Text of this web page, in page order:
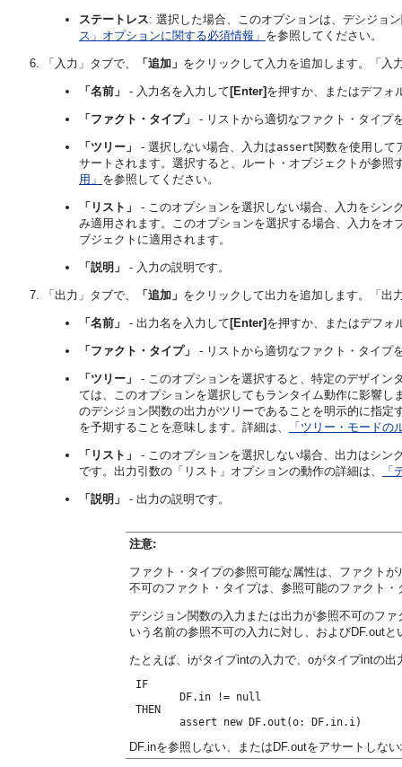
ステートレス: 選択した場合、このオプションは、デシジョ
ス」オプションに関する必須情報」 を参照してください。
「入力」タブで、 「追加」 をクリックして入力を追加します。「入
「名前」 - 入力名を入力して[Enter]を押すか、またはデフォ
「ファクト・タイプ」 - リストから適切なファクト・タイプ
「ツリー」 - 選択しない場合、入力はassert関数を使用して
サートされます。選択すると、ルート・オブジェクトが参
用」 を参照してください。
「リスト」
- このオプションを選択しない場合、入力をシン
み適用されます。このオプションを選択する場合、入力をオ
ブジェクトに適用されます。
「説明」 - 入力の説明です。
「出力」タブで、 「追加」 をクリックして出力を追加します。「出
「名前」 - 出力名を入力して[Enter]を押すか、またはデフォ
「ファクト・タイプ」 - リストから適切なファクト・タイプ
「ツリー」
- このオプションを選択すると、特定のデザイン
ては、このオプションを選択してもランタイム動作に影響
のデシジョン関数の出力がツリーであることを明示的に指
を予期することを意味します。詳細は、
「ツリー・モードの
「リスト」
- このオプションを選択しない場合、出力はシン
です。出力引数の「リスト」オプションの動作の詳細は、
「
「説明」 - 出力の説明です。
注意:
ファクト・タイプの参照可能な属性は、ファクト
不可のファクト・タイプは、参照可能のファクト
デシジョン関数の入力または出力が参照不可のフ
いう名前の参照不可の入力に対し、およびDF.out
たとえば、iがタイプintの入力で、oがタイプintの
IF
THEN
assert new DF.out(o: DF.in.i)
DF.inを参照しない、またはDF.outをアサートしな